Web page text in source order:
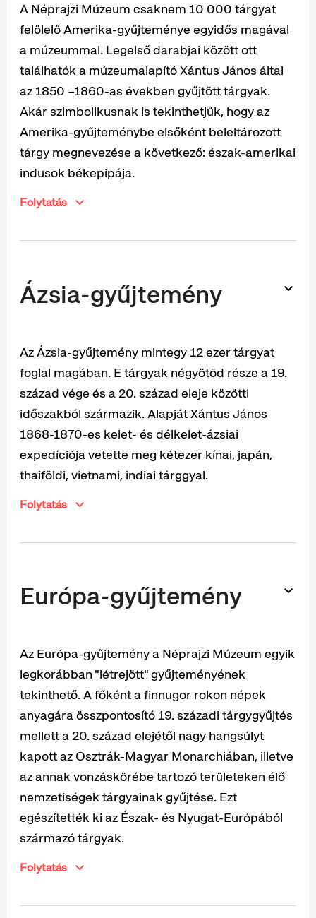
A Néprajzi Múzeum csaknem 10 000 tárgyat
felölelő Amerika-gyűjteménye egyidős magával
a múzeummal. Legelső darabjai között ott
találhatók a múzeumalapító Xántus János által
az 1850 –1860-as években gyűjtött tárgyak.
Akár szimbolikusnak is tekinthetjük, hogy az
Amerika-gyűjteménybe elsőként beleltározott
tárgy megnevezése a következő: észak-amerikai
indusok békepipája.
Folytatás
Ázsia-gyűjtemény
Az Ázsia-gyűjtemény mintegy 12 ezer tárgyat
foglal magában. E tárgyak négyötöd része a 19.
század vége és a 20. század eleje közötti
időszakból származik. Alapját Xántus János
1868-1870-es kelet- és délkelet-ázsiai
expedíciója vetette meg kétezer kínai, japán,
thaiföldi, vietnami, indiai tárggyal.
Folytatás
Európa-gyűjtemény
Az Európa-gyűjtemény a Néprajzi Múzeum egyik
legkorábban "létrejött" gyűjteményének
tekinthető. A főként a finnugor rokon népek
anyagára összpontosító 19. századi tárgygyűjtés
mellett a 20. század elejétől nagy hangsúlyt
kapott az Osztrák-Magyar Monarchiában, illetve
az annak vonzáskörébe tartozó területeken élő
nemzetiségek tárgyainak gyűjtése. Ezt
egészítették ki az Észak- és Nyugat-Európából
származó tárgyak.
Folytatás